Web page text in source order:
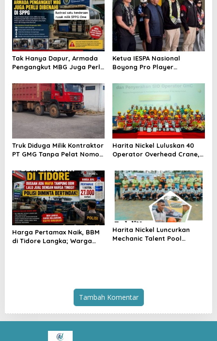
Tak Hanya Dapur, Armada
Pengangkut MBG Juga Perlu
Utara
Ketua IESPA Nasional
Boyong Pro Player
Suntik Semangat Atlet
Kapolda Cup 2026
Truk Diduga Milik Kontraktor
PT GMG Tanpa Pelat Nomor
Penegakan Hukum
Dipertanyakan
Harita Nickel Luluskan 40
Operator Overhead Crane,
Pulau Obi
Harga Pertamax Naik, BBM
di Tidore Langka; Warga
Harita Nickel Luncurkan
Mechanic Talent Pool
Tambah Komentar